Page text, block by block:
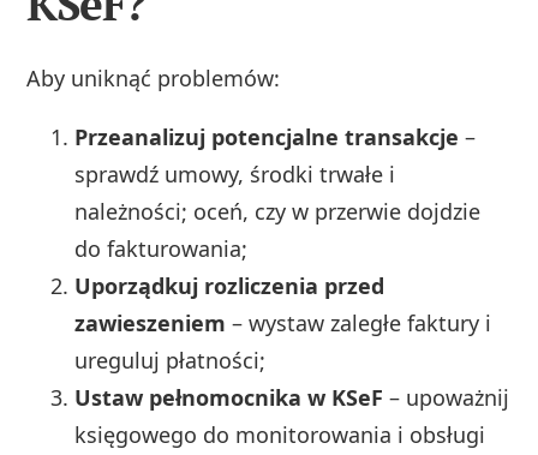
Aby uniknąć problemów:
Przeanalizuj potencjalne transakcje –
sprawdź umowy, środki trwałe i
należności; oceń, czy w przerwie dojdzie
do fakturowania;
Uporządkuj rozliczenia przed
zawieszeniem – wystaw zaległe faktury i
ureguluj płatności;
Ustaw pełnomocnika w KSeF – upoważnij
księgowego do monitorowania i obsługi